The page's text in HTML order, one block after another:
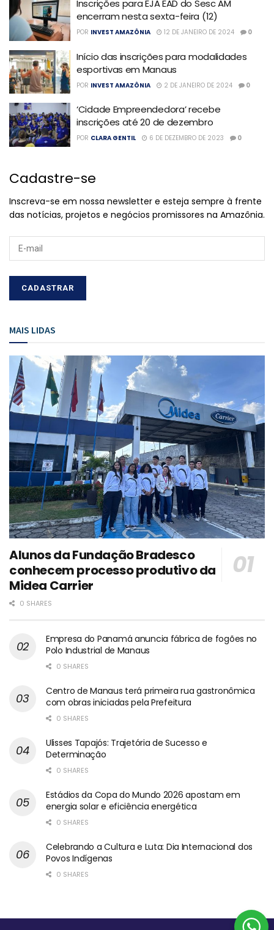
Inscrições para EJA EAD do Sesc AM
encerram nesta sexta-feira (12)
POR INVEST AMAZÔNIA 12 DE JANEIRO DE 2024 0
Início das inscrições para modalidades
esportivas em Manaus
POR INVEST AMAZÔNIA 2 DE JANEIRO DE 2024 0
‘Cidade Empreendedora’ recebe
inscrições até 20 de dezembro
POR CLARA GENTIL 6 DE DEZEMBRO DE 2023 0
Cadastre-se
Inscreva-se em nossa newsletter e esteja sempre à frente
das notícias, projetos e negócios promissores na Amazônia.
MAIS LIDAS
Alunos da Fundação Bradesco
conhecem processo produtivo da
Midea Carrier
0 SHARES
Empresa do Panamá anuncia fábrica de fogões no
Polo Industrial de Manaus
0 SHARES
Centro de Manaus terá primeira rua gastronômica
com obras iniciadas pela Prefeitura
0 SHARES
Ulisses Tapajós: Trajetória de Sucesso e
Determinação
0 SHARES
Estádios da Copa do Mundo 2026 apostam em
energia solar e eficiência energética
0 SHARES
Celebrando a Cultura e Luta: Dia Internacional dos
Povos Indígenas
0 SHARES